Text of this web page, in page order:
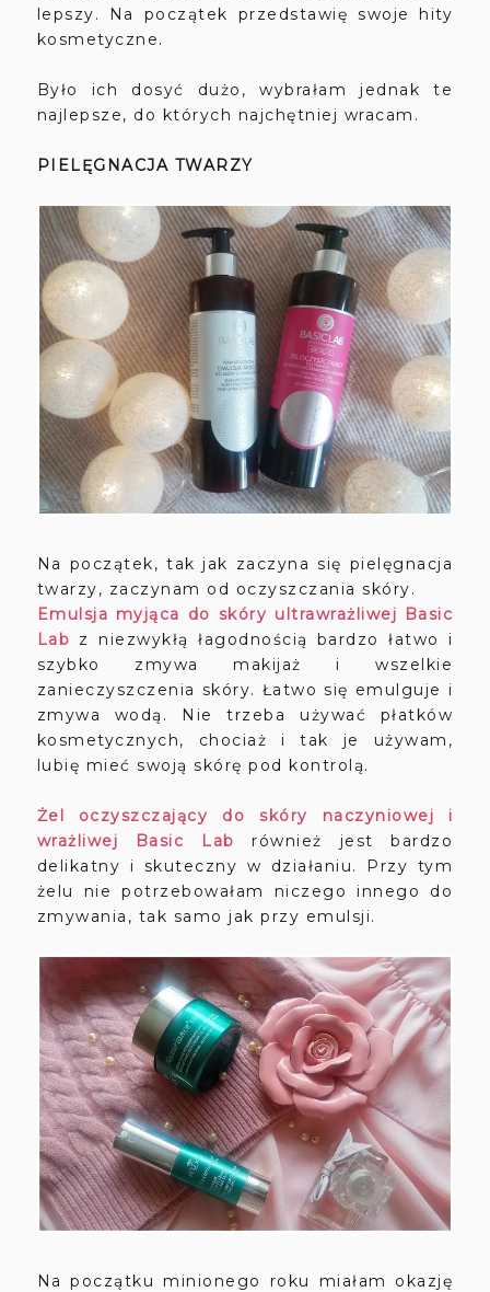
lepszy. Na początek przedstawię swoje hity
kosmetyczne.
Było ich dosyć dużo, wybrałam jednak te
najlepsze, do których najchętniej wracam.
PIELĘGNACJA TWARZY
Na początek, tak jak zaczyna się pielęgnacja
twarzy, zaczynam od oczyszczania skóry.
Emulsja myjąca do skóry ultrawrażliwej Basic
Lab z niezwykłą łagodnością bardzo łatwo i
szybko zmywa makijaż i wszelkie
zanieczyszczenia skóry. Łatwo się emulguje i
zmywa wodą. Nie trzeba używać płatków
kosmetycznych, chociaż i tak je używam,
lubię mieć swoją skórę pod kontrolą.
Żel oczyszczający do skóry naczyniowej i
wrażliwej Basic Lab
również jest bardzo
delikatny i skuteczny w działaniu. Przy tym
żelu nie potrzebowałam niczego innego do
zmywania, tak samo jak przy emulsji.
Na początku minionego roku miałam okazję